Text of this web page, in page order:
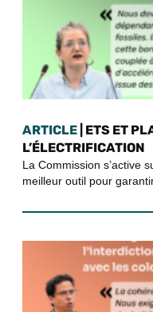
ARTICLE | ETS ET
L’ÉLECTRIFICATION
La Commission s’active
meilleur outil pour